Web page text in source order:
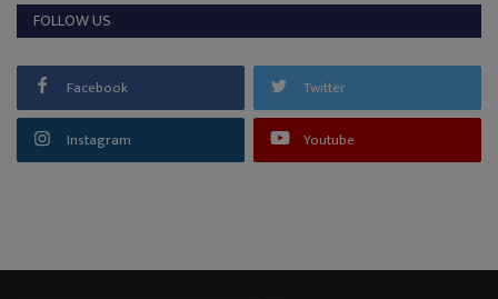
FOLLOW US
Facebook Twitter
Instagram Youtube